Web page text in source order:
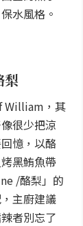
水風格。
William，其
很少把涼
憶，以酪
黑鮪魚帶
/酪梨」的
主廚建議
者別忘了